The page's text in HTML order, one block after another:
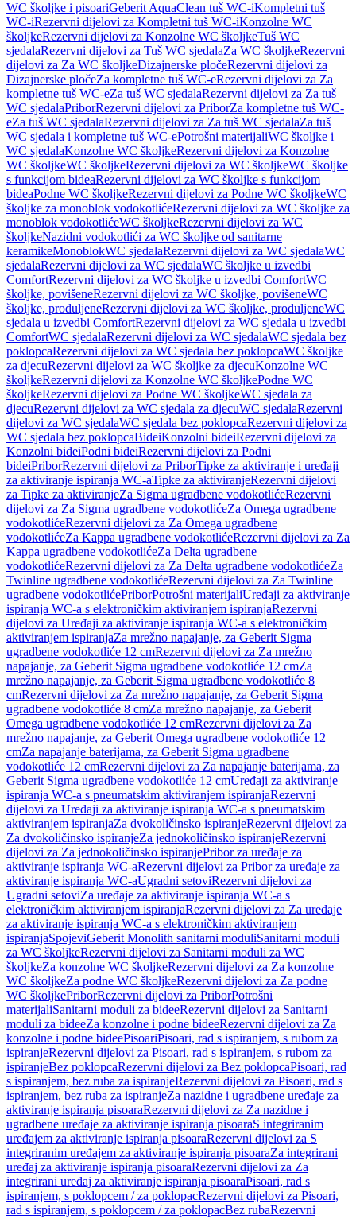
WC školjke i pisoariGeberit AquaClean tuš WC-iKompletni tuš
WC-iRezervni dijelovi za Kompletni tuš WC-iKonzolne WC
školjkeRezervni dijelovi za Konzolne WC školjkeTuš WC
sjedalaRezervni dijelovi za Tuš WC sjedalaZa WC školjkeRezervni
dijelovi za Za WC školjkeDizajnerske pločeRezervni dijelovi za
Dizajnerske pločeZa kompletne tuš WC-eRezervni dijelovi za Za
kompletne tuš WC-eZa tuš WC sjedalaRezervni dijelovi za Za tuš
WC sjedalaPriborRezervni dijelovi za PriborZa kompletne tuš WC-
eZa tuš WC sjedalaRezervni dijelovi za Za tuš WC sjedalaZa tuš
WC sjedala i kompletne tuš WC-ePotrošni materijaliWC školjke i
WC sjedalaKonzolne WC školjkeRezervni dijelovi za Konzolne
WC školjkeWC školjkeRezervni dijelovi za WC školjkeWC školjke
s funkcijom bideaRezervni dijelovi za WC školjke s funkcijom
bideaPodne WC školjkeRezervni dijelovi za Podne WC školjkeWC
školjke za monoblok vodokotlićeRezervni dijelovi za WC školjke za
monoblok vodokotlićeWC školjkeRezervni dijelovi za WC
školjkeNazidni vodokotlići za WC školjke od sanitarne
keramikeMonoblokWC sjedalaRezervni dijelovi za WC sjedalaWC
sjedalaRezervni dijelovi za WC sjedalaWC školjke u izvedbi
ComfortRezervni dijelovi za WC školjke u izvedbi ComfortWC
školjke, povišeneRezervni dijelovi za WC školjke, povišeneWC
školjke, produljeneRezervni dijelovi za WC školjke, produljeneWC
sjedala u izvedbi ComfortRezervni dijelovi za WC sjedala u izvedbi
ComfortWC sjedalaRezervni dijelovi za WC sjedalaWC sjedala bez
poklopcaRezervni dijelovi za WC sjedala bez poklopcaWC školjke
za djecuRezervni dijelovi za WC školjke za djecuKonzolne WC
školjkeRezervni dijelovi za Konzolne WC školjkePodne WC
školjkeRezervni dijelovi za Podne WC školjkeWC sjedala za
djecuRezervni dijelovi za WC sjedala za djecuWC sjedalaRezervni
dijelovi za WC sjedalaWC sjedala bez poklopcaRezervni dijelovi za
WC sjedala bez poklopcaBideiKonzolni bideiRezervni dijelovi za
Konzolni bideiPodni bideiRezervni dijelovi za Podni
bideiPriborRezervni dijelovi za PriborTipke za aktiviranje i uređaji
za aktiviranje ispiranja WC-aTipke za aktiviranjeRezervni dijelovi
za Tipke za aktiviranjeZa Sigma ugradbene vodokotlićeRezervni
dijelovi za Za Sigma ugradbene vodokotlićeZa Omega ugradbene
vodokotlićeRezervni dijelovi za Za Omega ugradbene
vodokotlićeZa Kappa ugradbene vodokotlićeRezervni dijelovi za Za
Kappa ugradbene vodokotlićeZa Delta ugradbene
vodokotlićeRezervni dijelovi za Za Delta ugradbene vodokotlićeZa
Twinline ugradbene vodokotlićeRezervni dijelovi za Za Twinline
ugradbene vodokotlićePriborPotrošni materijaliUređaji za aktiviranje
ispiranja WC-a s elektroničkim aktiviranjem ispiranjaRezervni
dijelovi za Uređaji za aktiviranje ispiranja WC-a s elektroničkim
aktiviranjem ispiranjaZa mrežno napajanje, za Geberit Sigma
ugradbene vodokotliće 12 cmRezervni dijelovi za Za mrežno
napajanje, za Geberit Sigma ugradbene vodokotliće 12 cmZa
mrežno napajanje, za Geberit Sigma ugradbene vodokotliće 8
cmRezervni dijelovi za Za mrežno napajanje, za Geberit Sigma
ugradbene vodokotliće 8 cmZa mrežno napajanje, za Geberit
Omega ugradbene vodokotliće 12 cmRezervni dijelovi za Za
mrežno napajanje, za Geberit Omega ugradbene vodokotliće 12
cmZa napajanje baterijama, za Geberit Sigma ugradbene
vodokotliće 12 cmRezervni dijelovi za Za napajanje baterijama, za
Geberit Sigma ugradbene vodokotliće 12 cmUređaji za aktiviranje
ispiranja WC-a s pneumatskim aktiviranjem ispiranjaRezervni
dijelovi za Uređaji za aktiviranje ispiranja WC-a s pneumatskim
aktiviranjem ispiranjaZa dvokoličinsko ispiranjeRezervni dijelovi za
Za dvokoličinsko ispiranjeZa jednokoličinsko ispiranjeRezervni
dijelovi za Za jednokoličinsko ispiranjePribor za uređaje za
aktiviranje ispiranja WC-aRezervni dijelovi za Pribor za uređaje za
aktiviranje ispiranja WC-aUgradni setoviRezervni dijelovi za
Ugradni setoviZa uređaje za aktiviranje ispiranja WC-a s
elektroničkim aktiviranjem ispiranjaRezervni dijelovi za Za uređaje
za aktiviranje ispiranja WC-a s elektroničkim aktiviranjem
ispiranjaSpojeviGeberit Monolith sanitarni moduliSanitarni moduli
za WC školjkeRezervni dijelovi za Sanitarni moduli za WC
školjkeZa konzolne WC školjkeRezervni dijelovi za Za konzolne
WC školjkeZa podne WC školjkeRezervni dijelovi za Za podne
WC školjkePriborRezervni dijelovi za PriborPotrošni
materijaliSanitarni moduli za bideeRezervni dijelovi za Sanitarni
moduli za bideeZa konzolne i podne bideeRezervni dijelovi za Za
konzolne i podne bideePisoariPisoari, rad s ispiranjem, s rubom za
ispiranjeRezervni dijelovi za Pisoari, rad s ispiranjem, s rubom za
ispiranjeBez poklopcaRezervni dijelovi za Bez poklopcaPisoari, rad
s ispiranjem, bez ruba za ispiranjeRezervni dijelovi za Pisoari, rad s
ispiranjem, bez ruba za ispiranjeZa nazidne i ugradbene uređaje za
aktiviranje ispiranja pisoaraRezervni dijelovi za Za nazidne i
ugradbene uređaje za aktiviranje ispiranja pisoaraS integriranim
uređajem za aktiviranje ispiranja pisoaraRezervni dijelovi za S
integriranim uređajem za aktiviranje ispiranja pisoaraZa integrirani
uređaj za aktiviranje ispiranja pisoaraRezervni dijelovi za Za
integrirani uređaj za aktiviranje ispiranja pisoaraPisoari, rad s
ispiranjem, s poklopcem / za poklopacRezervni dijelovi za Pisoari,
rad s ispiranjem, s poklopcem / za poklopacBez rubaRezervni